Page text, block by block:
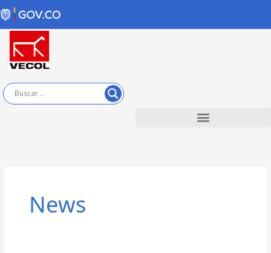
Skip
to
content
News